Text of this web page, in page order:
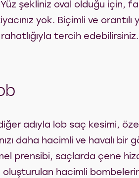
şekliniz oval olduğu için,
yok. Biçimli ve
tercih edebilirsiniz.
adıyla lob saç kesimi,
daha hacimli ve havalı
prensibi, saçlarda çene
hacimli